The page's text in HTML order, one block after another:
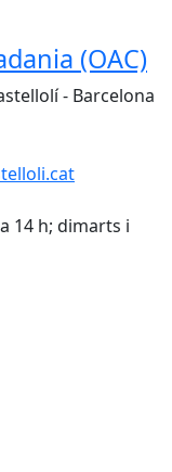
(OAC)
- Barcelona
14 h; dimarts i